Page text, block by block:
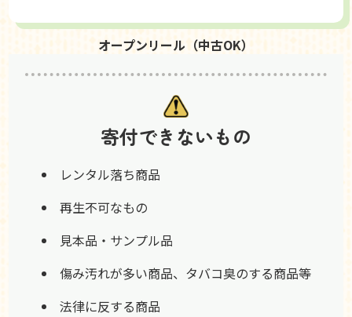
オープンリール（中古OK）
寄付できないもの
レンタル落ち商品
再生不可なもの
見本品・サンプル品
傷み汚れが多い商品、タバコ臭のする商品等
法律に反する商品